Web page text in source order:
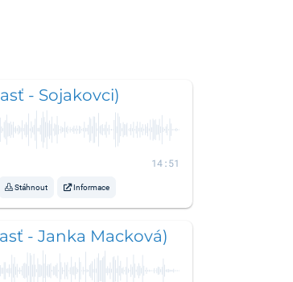
- Sojakovci)
14:51
Stáhnout Informace
- Janka Macková)